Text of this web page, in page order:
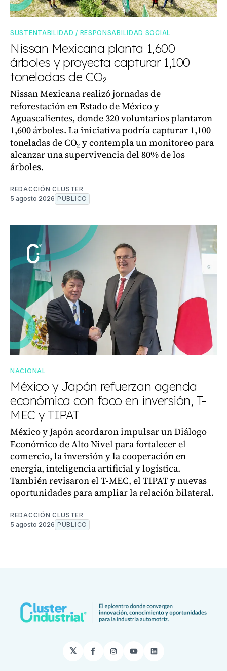
SUSTENTABILIDAD / RESPONSABILIDAD SOCIAL
Nissan Mexicana planta 1,600
árboles y proyecta capturar 1,100
toneladas de CO₂
Nissan Mexicana realizó jornadas de
reforestación en Estado de México y
Aguascalientes, donde 320 voluntarios plantaron
1,600 árboles. La iniciativa podría capturar 1,100
toneladas de CO₂ y contempla un monitoreo para
alcanzar una supervivencia del 80% de los
árboles.
REDACCIÓN CLUSTER
5 agosto 2026 PÚBLICO
NACIONAL
México y Japón refuerzan agenda
económica con foco en inversión, T-
MEC y TIPAT
México y Japón acordaron impulsar un Diálogo
Económico de Alto Nivel para fortalecer el
comercio, la inversión y la cooperación en
energía, inteligencia artificial y logística.
También revisaron el T-MEC, el TIPAT y nuevas
oportunidades para ampliar la relación bilateral.
REDACCIÓN CLUSTER
5 agosto 2026 PÚBLICO
𝕏 Facebook
Instagram
YouTubeLinkedIn